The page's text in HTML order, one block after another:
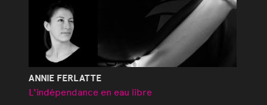
ANNIE FERLATTE
L'indépendance en eau libre